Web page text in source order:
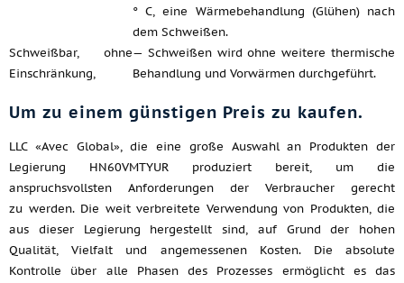
° C, eine Wärmebehandlung (Glühen) nach
dem Schweißen.
Schweißbar, ohne
Einschränkung,
— Schweißen wird ohne weitere thermische
Behandlung und Vorwärmen durchgeführt.
Um zu einem günstigen Preis zu kaufen.
LLC «Avec Global», die eine große Auswahl an Produkten der
Legierung HN60VMTYUR produziert bereit, um die
anspruchsvollsten Anforderungen der Verbraucher gerecht
zu werden. Die weit verbreitete Verwendung von Produkten, die
aus dieser Legierung hergestellt sind, auf Grund der hohen
Qualität, Vielfalt und angemessenen Kosten. Die absolute
Kontrolle über alle Phasen des Prozesses ermöglicht es das